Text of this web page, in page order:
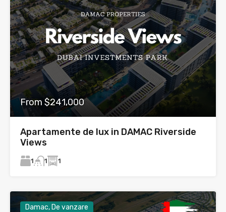
From $241,000
Apartamente de lux in DAMAC Riverside
Views
1 1 1
Damac, De vanzare